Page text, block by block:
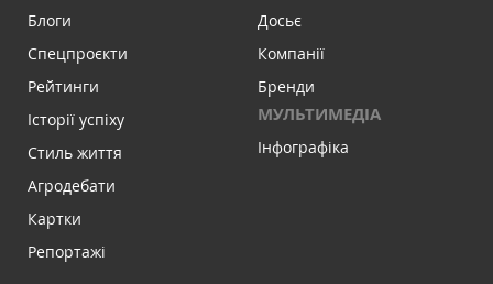
Блоги
Спецпроєкти
Рейтинги
Історії успіху
Стиль життя
Агродебати
Картки
Репортажі
Досьє
Компанії
Бренди
МУЛЬТИМЕДІА
Інфографіка